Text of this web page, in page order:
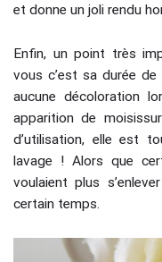
et donne un joli rendu
Enfin, un point très
vous c’est sa durée de
aucune décoloration
apparition de
d’utilisation, elle est
lavage ! Alors que
voulaient plus
certain temps.